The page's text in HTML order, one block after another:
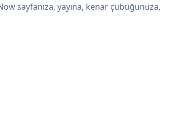
sayfanıza, yayına, kenar çubuğunuza,